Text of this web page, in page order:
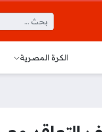
البحث عن:
الكرة المصرية